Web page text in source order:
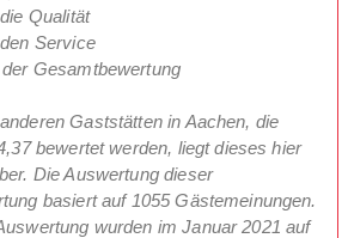
Qualität
Service
Gesamtbewertung
Gaststätten in Aachen, die
bewertet werden, liegt dieses hier
Die Auswertung dieser
basiert auf 1055 Gästemeinungen.
wurden im Januar 2021 auf